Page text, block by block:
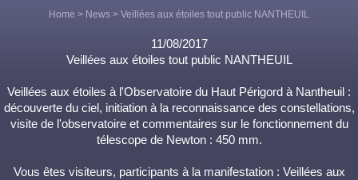
Home > News > Veillées aux étoiles tout public NANTHEUIL
11/08/2017
Veillées aux étoiles tout public NANTHEUIL
Veillées aux étoiles à l'Observatoire du Haut Périgord à Nantheuil :
découverte du ciel, initiation à la reconnaissance des constellations,
visite de l'observatoire et commentaires sur le fonctionnement du
télescope de Newton : 450 mm.
Vous êtes visiteurs, participants à la manifestation : Veillées aux